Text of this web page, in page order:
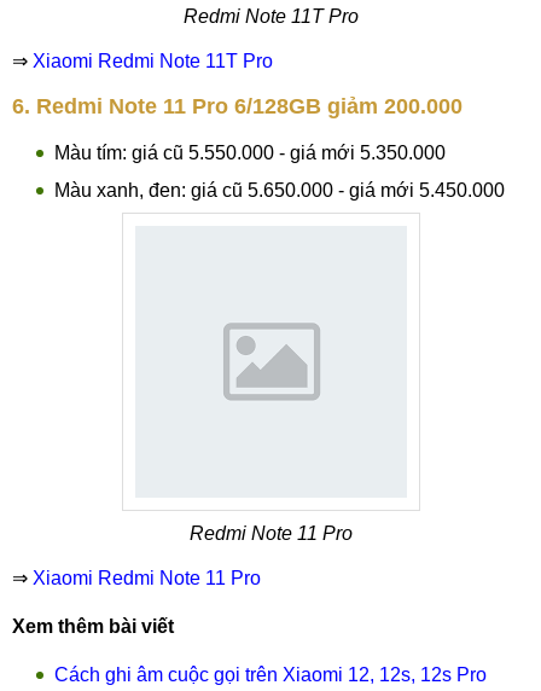
Redmi Note 11T Pro
⇒ Xiaomi Redmi Note 11T Pro
6. Redmi Note 11 Pro 6/128GB giảm 200.000
Màu tím: giá cũ 5.550.000 - giá mới 5.350.000
Màu xanh, đen: giá cũ 5.650.000 - giá mới 5.450.000
Redmi Note 11 Pro
⇒ Xiaomi Redmi Note 11 Pro
Xem thêm bài viết
Cách ghi âm cuộc gọi trên Xiaomi 12, 12s, 12s Pro